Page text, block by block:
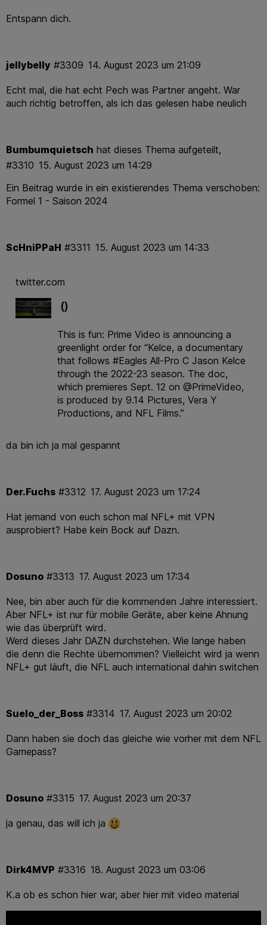
Entspann dich.
jellybelly 14. August 2023 um 21:09
#3309
Echt mal, die hat echt Pech was Partner angeht. War
auch richtig betroffen, als ich das gelesen habe neulich
Bumbumquietsch hat dieses Thema aufgeteilt,
15. August 2023 um 14:29
#3310
Ein Beitrag wurde in ein existierendes Thema verschoben:
Formel 1 - Saison 2024
ScHniPPaH 15. August 2023 um 14:33
#3311
twitter.com
()
This is fun: Prime Video is announcing a
greenlight order for “Kelce, a documentary
that follows #Eagles All-Pro C Jason Kelce
through the 2022-23 season. The doc,
which premieres Sept. 12 on @PrimeVideo,
is produced by 9.14 Pictures, Vera Y
da bin ich ja mal gespannt
Der.Fuchs 17. August 2023 um 17:24
#3312
Hat jemand von euch schon mal NFL+ mit VPN
ausprobiert? Habe kein Bock auf Dazn.
Dosuno 17. August 2023 um 17:34
#3313
Nee, bin aber auch für die kommenden Jahre interessiert.
Aber NFL+ ist nur für mobile Geräte, aber keine Ahnung
wie das überprüft wird.
Werd dieses Jahr DAZN durchstehen. Wie lange haben
die denn die Rechte übernommen? Vielleicht wird ja wenn
NFL+ gut läuft, die NFL auch international dahin switchen
Suelo_der_Boss 17. August 2023 um 20:02
#3314
Dann haben sie doch das gleiche wie vorher mit dem NFL
Gamepass?
Dosuno 17. August 2023 um 20:37
#3315
ja genau, das will ich ja
Dirk4MVP 18. August 2023 um 03:06
#3316
K.a ob es schon hier war, aber hier mit video material